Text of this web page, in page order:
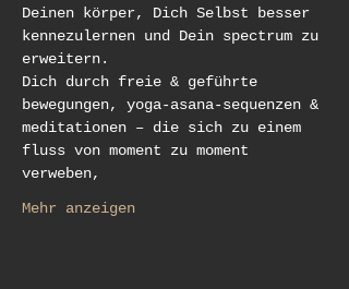
Deinen körper, Dich Selbst besser
kennezulernen und Dein spectrum zu
erweitern.
Dich durch freie & geführte
bewegungen, yoga-asana-sequenzen &
meditationen – die sich zu einem
fluss von moment zu moment
verweben,
Mehr anzeigen